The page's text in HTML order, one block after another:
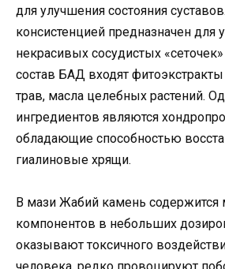
для улучшения состояния
консистенцией предназначен для
некрасивых сосудистых
состав БАД входят
трав, масла целебных растений.
ингредиентов являются
обладающие способностью
гиалиновые хрящи.
В мази Жабий камень содержится
компонентов в небольших
оказывают токсичного